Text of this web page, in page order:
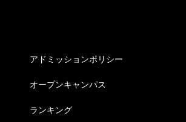
アドミッションポリシー
オープンキャンパス
ランキング